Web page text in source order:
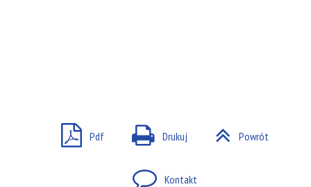
Pdf Drukuj Powrót
Kontakt